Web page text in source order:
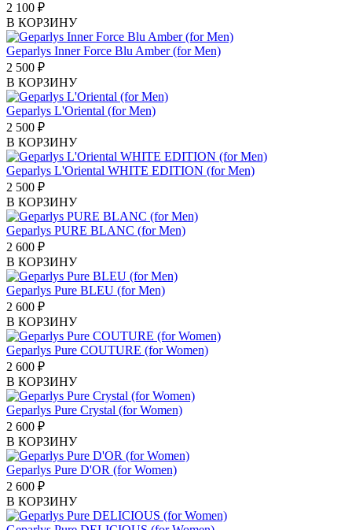
2 100 ₽
В КОРЗИНУ
Geparlys Inner Force Blu Amber (for Men)
2 500 ₽
В КОРЗИНУ
Geparlys L'Oriental (for Men)
2 500 ₽
В КОРЗИНУ
Geparlys L'Oriental WHITE EDITION (for Men)
2 500 ₽
В КОРЗИНУ
Geparlys PURE BLANC (for Men)
2 600 ₽
В КОРЗИНУ
Geparlys Pure BLEU (for Men)
2 600 ₽
В КОРЗИНУ
Geparlys Pure COUTURE (for Women)
2 600 ₽
В КОРЗИНУ
Geparlys Pure Crystal (for Women)
2 600 ₽
В КОРЗИНУ
Geparlys Pure D'OR (for Women)
2 600 ₽
В КОРЗИНУ